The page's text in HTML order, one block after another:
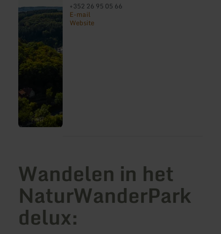
+352 26 95 05 66
E-mail
Website
Wandelen in het
NaturWanderPark
delux: